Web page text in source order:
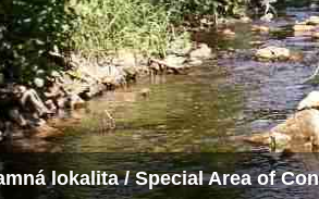
lokalita / Special Area of